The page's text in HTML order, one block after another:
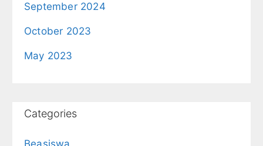
September 2024
October 2023
May 2023
Categories
Beasiswa